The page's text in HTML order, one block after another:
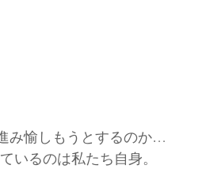
み愉しもうとするのか…
いるのは私たち自身。